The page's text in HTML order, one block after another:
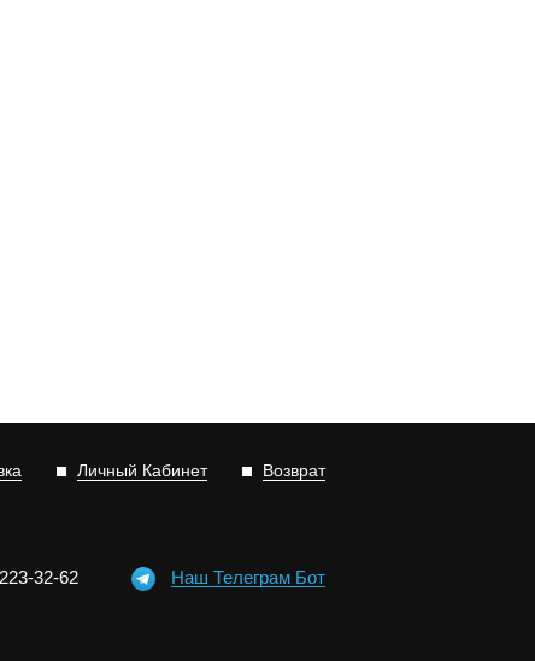
Возврат
Личный Кабинет
223-32-62 Наш Телеграм Бот